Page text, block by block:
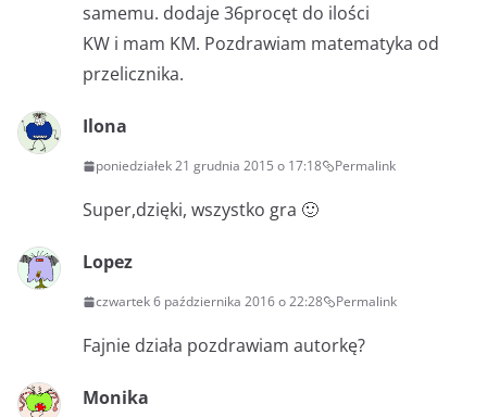
samemu. dodaje 36procęt do ilości
KW i mam KM. Pozdrawiam matematyka od
przelicznika.
Ilona
poniedziałek 21 grudnia 2015 o 17:18 Permalink
Super,dzięki, wszystko gra 🙂
Lopez
czwartek 6 października 2016 o 22:28 Permalink
Fajnie działa pozdrawiam autorkę?
Monika